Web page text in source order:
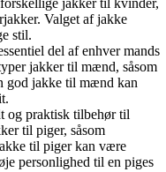
Valget af jakke
stil.
del af enhver mands
jakker til mænd, såsom
god jakke til mænd kan
og praktisk tilbehør til
til piger, såsom
til piger kan være
personlighed til en piges